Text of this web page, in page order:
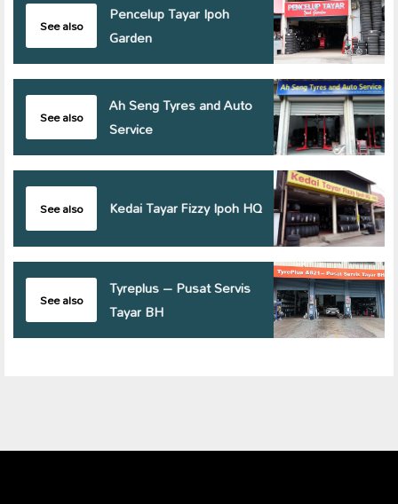
See also
Pencelup Tayar Ipoh
Garden
See also
Ah Seng Tyres and Auto
Service
See also Kedai Tayar Fizzy Ipoh HQ
See also
Tyreplus – Pusat Servis
Tayar BH